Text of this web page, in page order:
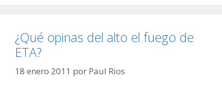
¿Qué opinas del alto el fuego de
ETA?
18 enero 2011 por Paul Rios